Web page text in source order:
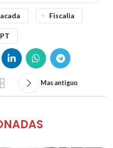
Fiscalia
Mas antiguo